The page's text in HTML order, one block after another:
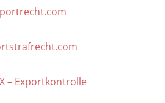
– Exportkontrolle